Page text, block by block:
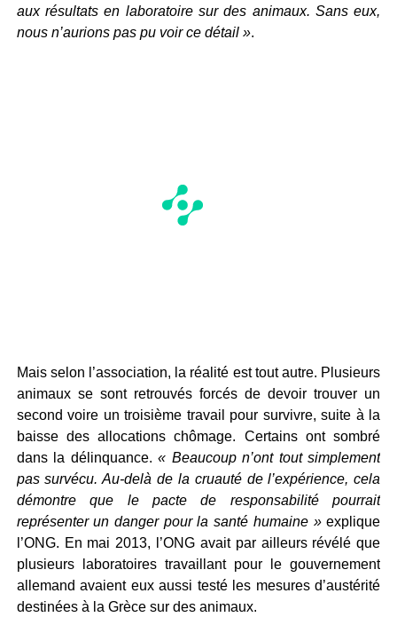
aux résultats en laboratoire sur des animaux. Sans eux,
nous n’aurions pas pu voir ce détail ».
Mais selon l’association, la réalité est tout autre. Plusieurs
animaux se sont retrouvés forcés de devoir trouver un
second voire un troisième travail pour survivre, suite à la
baisse des allocations chômage. Certains ont sombré
dans la délinquance.« Beaucoup n’ont tout simplement
pas survécu. Au-delà de la cruauté de l’expérience, cela
démontre que le pacte de responsabilité pourrait
représenter un danger pour la santé humaine »explique
l’ONG. En mai 2013, l’ONG avait par ailleurs révélé que
plusieurs laboratoires travaillant pour le gouvernement
allemand avaient eux aussi testé les mesures d’austérité
destinées à la Grèce sur des animaux.